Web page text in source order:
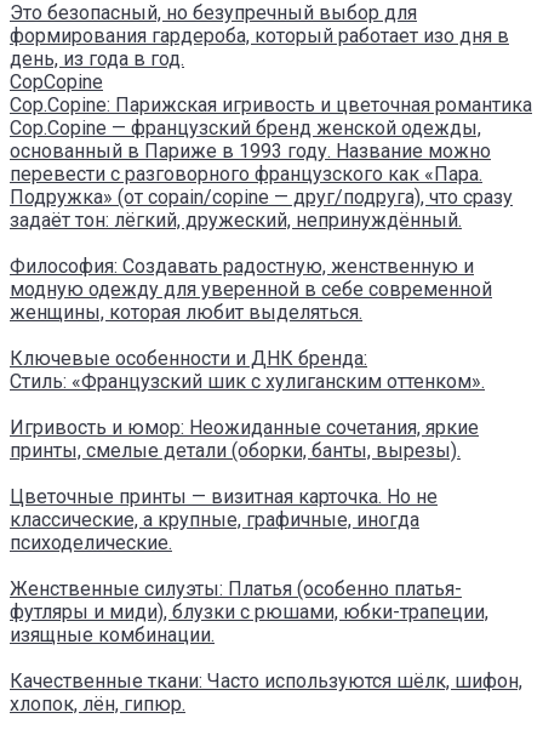
Это безопасный, но безупречный выбор для
формирования гардероба, который работает изо дня в
день, из года в год.
CopCopine
Cop.Copine: Парижская игривость и цветочная романтика
Cop.Copine — французский бренд женской одежды,
основанный в Париже в 1993 году. Название можно
перевести с разговорного французского как «Пара.
Подружка» (от copain/copine — друг/подруга), что сразу
задаёт тон: лёгкий, дружеский, непринуждённый.
Философия: Создавать радостную, женственную и
модную одежду для уверенной в себе современной
женщины, которая любит выделяться.
Ключевые особенности и ДНК бренда:
Стиль: «Французский шик с хулиганским оттенком».
Игривость и юмор: Неожиданные сочетания, яркие
принты, смелые детали (оборки, банты, вырезы).
Цветочные принты — визитная карточка. Но не
классические, а крупные, графичные, иногда
психоделические.
Женственные силуэты: Платья (особенно платья-
футляры и миди), блузки с рюшами, юбки-трапеции,
изящные комбинации.
Качественные ткани: Часто используются шёлк, шифон,
хлопок, лён, гипюр.